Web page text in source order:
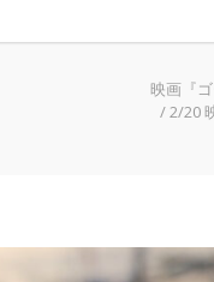
映画『
/2/20